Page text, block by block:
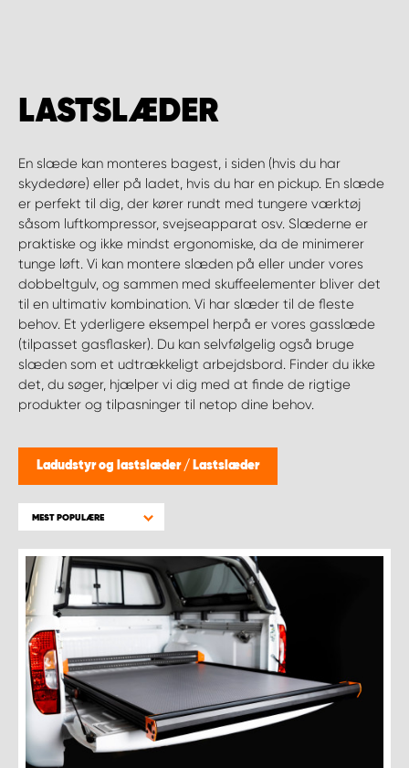
LASTSLÆDER
En slæde kan monteres bagest, i siden (hvis du har
skydedøre) eller på ladet, hvis du har en pickup. En slæde
er perfekt til dig, der kører rundt med tungere værktøj
såsom luftkompressor, svejseapparat osv. Slæderne er
praktiske og ikke mindst ergonomiske, da de minimerer
tunge løft. Vi kan montere slæden på eller under vores
dobbeltgulv, og sammen med skuffeelementer bliver det
til en ultimativ kombination. Vi har slæder til de fleste
behov. Et yderligere eksempel herpå er vores gasslæde
(tilpasset gasflasker). Du kan selvfølgelig også bruge
slæden som et udtrækkeligt arbejdsbord. Finder du ikke
det, du søger, hjælper vi dig med at finde de rigtige
produkter og tilpasninger til netop dine behov.
Ladudstyr og lastslæder / Lastslæder
MEST POPULÆRE